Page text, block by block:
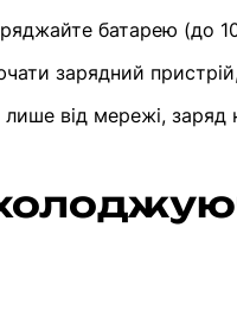
батарею (до
зарядний
від мережі, заряд